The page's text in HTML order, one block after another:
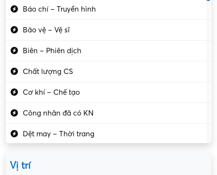
Báo chí – Truyền hình
Bảo vệ – Vệ sĩ
Biên – Phiên dịch
Chất lượng CS
Cơ khí – Chế tạo
Công nhân đã có KN
Dệt may – Thời trang
Vị trí